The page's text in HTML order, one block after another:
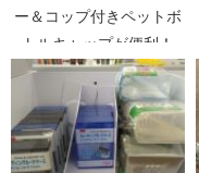
ー＆コップ付きペットボ
トルキャップが便利！